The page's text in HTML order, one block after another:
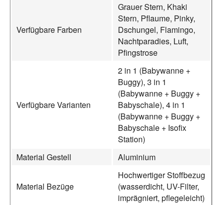
Verfügbare Farben
Grauer Stern, Khaki
Stern, Pflaume, Pinky,
Dschungel, Flamingo,
Nachtparadies, Luft,
Pfingstrose
Verfügbare Varianten
2 in 1 (Babywanne +
Buggy), 3 in 1
(Babywanne + Buggy +
Babyschale), 4 in 1
(Babywanne + Buggy +
Babyschale + Isofix
Station)
Material Gestell
Aluminium
Material Bezüge
Hochwertiger Stoffbezug
(wasserdicht, UV-Filter,
imprägniert, pflegeleicht)